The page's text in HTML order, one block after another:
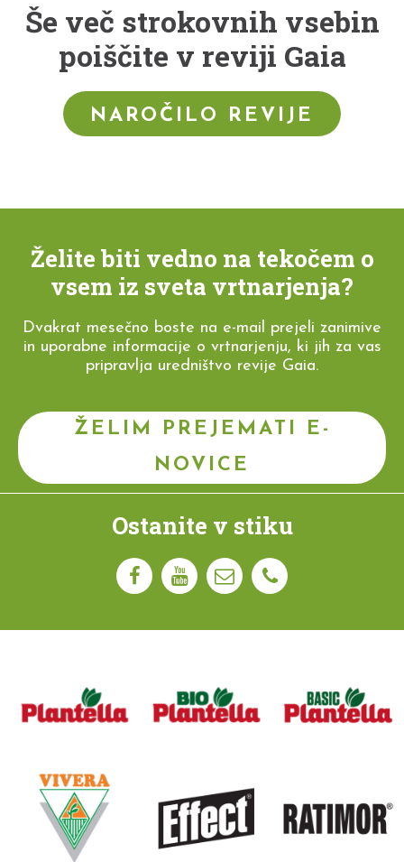
Še več strokovnih vsebin
poiščite v reviji Gaia
NAROČILO REVIJE
Želite biti vedno na tekočem o
vsem iz sveta vrtnarjenja?
Dvakrat mesečno boste na e-mail prejeli zanimive
in uporabne informacije o vrtnarjenju, ki jih za vas
pripravlja uredništvo revije Gaia.
ŽELIM PREJEMATI E-
NOVICE
Ostanite v stiku